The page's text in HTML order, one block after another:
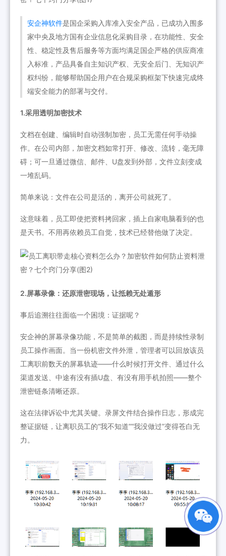
安企神软件是国企采购入库准入安全产品，已成功入围多
家中央及地方国有企业信息化采购目录，在功能性、安全
性、稳定性及售后服务等方面均满足国企严格的供应商准
入标准，产品具备自主知识产权、无安全后门、无知识产
权纠纷，能够帮助国企用户在合规采购框架下快速完成终
端安全能力的部署与交付。
1.采用透明加密技术
文档在创建、编辑时自动强制加密，员工无需任何手动操
作。在公司内部，加密文档如常打开、修改、流转，毫无障
碍；可一旦通过微信、邮件、U盘发到外部，文件立刻变成
一堆乱码。
简单来说：文件在公司是活的，离开公司就死了。
这意味着，员工即使把资料拷回家，插上自家电脑看到的也
是天书。不用再依赖员工自觉，技术已经替他做了决定。
2.屏幕录像：还原泄密现场，让抵赖无处遁形
事后追溯往往面临一个困境：证据呢？
安企神的屏幕录像功能，不是简单的截图，而是持续性录制
员工操作画面。当一份机密文件外泄，管理者可以回放该员
工离职前数天的屏幕轨迹——什么时候打开文件、通过什么
渠道发送、中途有没有插U盘、有没有用手机拍照——整个
泄密链条清晰还原。
这在法律诉讼中尤其关键。录屏文件结合操作日志，形成完
整证据链，让离职员工的“我不知道”“我没做过”变得苍白无
力。